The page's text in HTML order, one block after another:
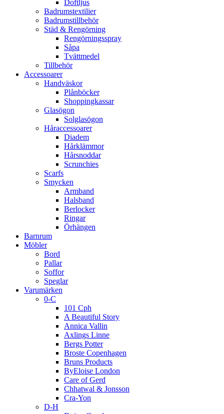
Doftljus
Badrumstextilier
Badrumstillbehör
Städ & Rengörning
Rengörningsspray
Såpa
Tvättmedel
Tillbehör
Accessoarer
Handväskor
Plånböcker
Shoppingkassar
Glasögon
Solglasögon
Håraccessoarer
Diadem
Hårklämmor
Hårsnoddar
Scrunchies
Scarfs
Smycken
Armband
Halsband
Berlocker
Ringar
Örhängen
Barnrum
Möbler
Bord
Pallar
Soffor
Speglar
Varumärken
0-C
101 Cph
A Beautiful Story
Annica Vallin
Axlings Linne
Bergs Potter
Broste Copenhagen
Bruns Products
ByEloise London
Care of Gerd
Chhatwal & Jonsson
Cra-Yon
D-H